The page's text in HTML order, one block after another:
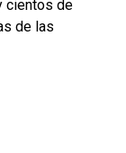
cientos de
de las